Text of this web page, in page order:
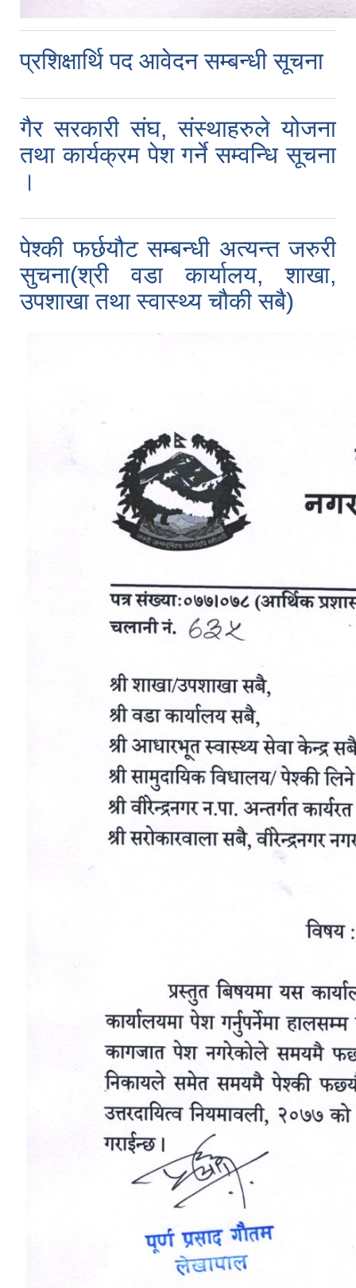
प्रशिक्षार्थि पद आवेदन सम्बन्धी सूचना
गैर सरकारी संघ, संस्थाहरुले योजना
तथा कार्यक्रम पेश गर्ने सम्वन्धि सूचना
।
पेश्की फर्छयौट सम्बन्धी अत्यन्त जरुरी
सुचना(श्री वडा कार्यालय, शाखा,
उपशाखा तथा स्वास्थ्य चौकी सबै)